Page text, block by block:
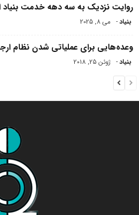
روایت نزدیک به سه دهه خدمت
بنیاد- می 8, 2025
وعده‌هایی برای عملیاتی شدن نظام
بنیاد- ژوئن 25, 2018